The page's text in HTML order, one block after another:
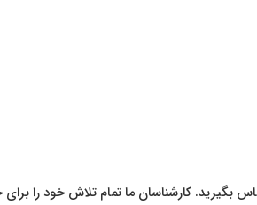
بگیرید. کارشناسان ما تمام تلاش خود را